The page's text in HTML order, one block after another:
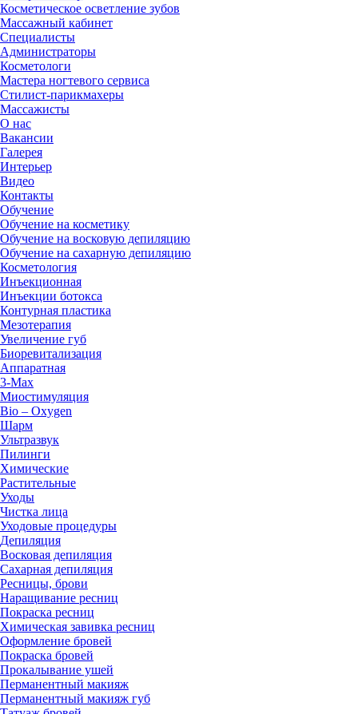
Косметическое осветление зубов
Массажный кабинет
Специалисты
Администраторы
Косметологи
Мастера ногтевого сервиса
Стилист-парикмахеры
Массажисты
О нас
Вакансии
Галерея
Интерьер
Видео
Контакты
Обучение
Обучение на косметику
Обучение на восковую депиляцию
Обучение на сахарную депиляцию
Косметология
Инъекционная
Инъекции ботокса
Контурная пластика
Мезотерапия
Увеличение губ
Биоревитализация
Аппаратная
3-Max
Миостимуляция
Bio – Oxygen
Шарм
Ультразвук
Пилинги
Химические
Растительные
Уходы
Чистка лица
Уходовые процедуры
Депиляция
Восковая депиляция
Сахарная депиляция
Ресницы, брови
Наращивание ресниц
Покраска ресниц
Химическая завивка ресниц
Оформление бровей
Покраска бровей
Прокалывание ушей
Перманентный макияж
Перманентный макияж губ